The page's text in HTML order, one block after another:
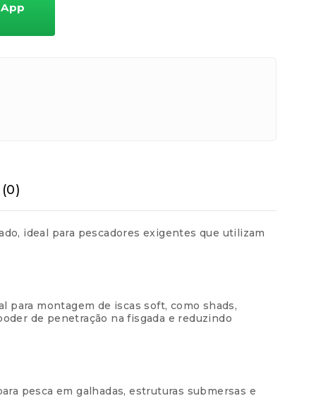
ideal para pescadores exigentes que utilizam
para montagem de iscas soft, como shads,
de penetração na fisgada e reduzindo
pesca em galhadas, estruturas submersas e